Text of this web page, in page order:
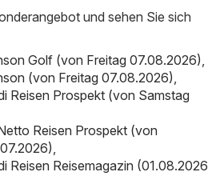
und sehen Sie sich
Golf (von Freitag 07.08.2026)
(von Freitag 07.08.2026)
Reisen Prospekt (von Samstag
Reisen Prospekt (von
Reisen Reisemagazin (01.08.2026